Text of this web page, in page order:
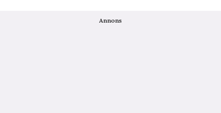
Annons